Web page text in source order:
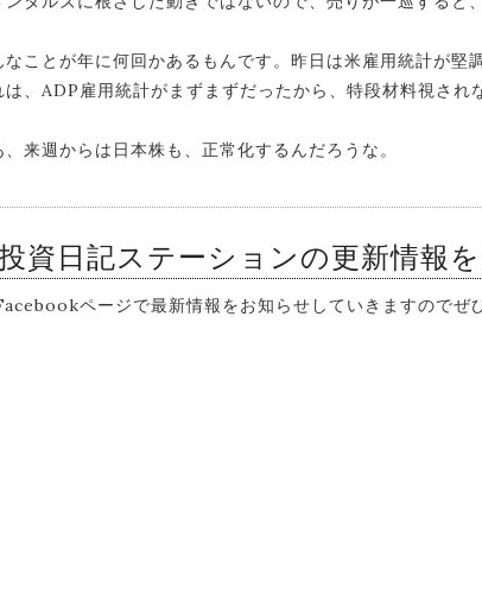
なことが年に何回かあるもんです。昨日は米雇用統計が
は、ADP雇用統計がまずまずだったから、特段材料視され
、来週からは日本株も、正常化するんだろうな。
資日記ステーションの更新情報
ページで最新情報をお知らせしていきますのでぜ